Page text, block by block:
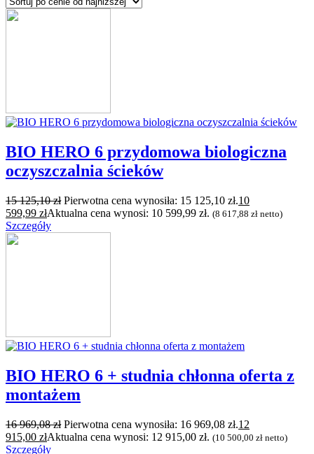
BIO HERO 6 przydomowa biologiczna
oczyszczalnia ścieków
15 125,10zł Pierwotna cena wynosiła: 15 125,10 zł.10
599,99 złAktualna cena wynosi: 10 599,99 zł. (8 617,88 zł netto)
Szczegóły
BIO HERO 6 + studnia chłonna oferta z
montażem
16 969,08zł Pierwotna cena wynosiła: 16 969,08 zł.12
915,00 złAktualna cena wynosi: 12 915,00 zł. (10 500,00 zł netto)
Szczegóły